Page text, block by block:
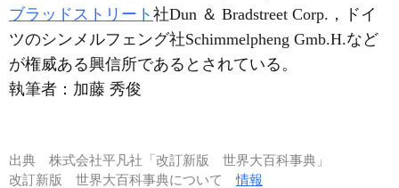
ブラッドストリート 社Dun ＆ Bradstreet Corp.，ドイ
ツのシンメルフェング社Schimmelpheng Gmb.H.など
が権威ある興信所であるとされている。
執筆者： 加藤 秀俊
出典 株式会社平凡社「改訂新版 世界大百科事典」
改訂新版 世界大百科事典について情報